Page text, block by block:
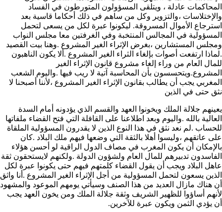
المحاكمات عادلة ، ويتلقى المسؤولون المتورطون في الفساد
والإختلاسات ،والتزوير وكل من ساهم في ذلك أحكاما قاسية بعد
استرجاع الأموال المسروقة. ليكونوا عبرة لكل من يسعى لتحمل
المسؤولية في المجالس المنتخبة وفي الغرفتين معا مجلس النواب
ومجلس المستشارين ،بغرض الإثراء الغير المشروع .وهنا بيت القصيد
.لماذا ارتفعت أصوات بإلغاء الثراء الغير المشروع .ألا يكون الناهبون
للمال العام من وراء إلغاء مشروع قانون الإثراء الغير
المشروع.ويتحسسون بأن المحاسبة آتية لا ريب فيها .واليوم الشعب
المغربي يجب أن يطالب بقانون الإثراء الغير المشروع ،لأننا أصبحنا لا
نثق حتى في الذين
يعينهم جلالة الملك ويخونوا العهد والقسم الذي يؤدونه أمام السدة
العالية بالله .واليوم وبعد اطلاعنا على القافلة التي فتح القضاء ملفاتها
للحساب .لم نعد نثق في هذا النوع الذين لا يقدرون المسؤولية الملقاة
على عاتقهم ،وليسوا أهلا بالثقة التي وضعها فيهم ملك البلاد .كان
بالإمكان أن يكون المغرب في مصاف الدول الراقية لو أحسن هؤلاء
الفاسدون تدبيرهم للمال العام ولشؤون الدولة .ولكنهم لايستحقون ثقة
عاهل البلاد ويجب أن يقول القضاء كلمتهم فيهم حتى يكونوا عبرة لكل
الذين يسعون لتحمل المسؤولية من أجل الإثراء الغير المشروع .أنا واثق
أن هناك مازال العديد من هذا الصنف وسيأتي يومهم الموعود والمشهود
لأنهم أساؤوا للظهير الشريف وثقة جلالة الملك ومن يخون العهد يجب
أن يؤدي الثمن ويكون عبرة للآخرين.